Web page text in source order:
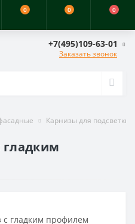
0 0 0
+7(495)109-63-01
Заказать звонок
Карнизы для подсветки
гладким